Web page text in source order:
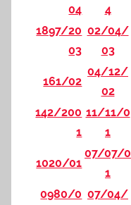
04 4
1897/20
03
02/04/
03
161/02
04/12/
02
142/200
1
11/11/0
1
1020/01
07/07/0
1
0980/0 07/04/